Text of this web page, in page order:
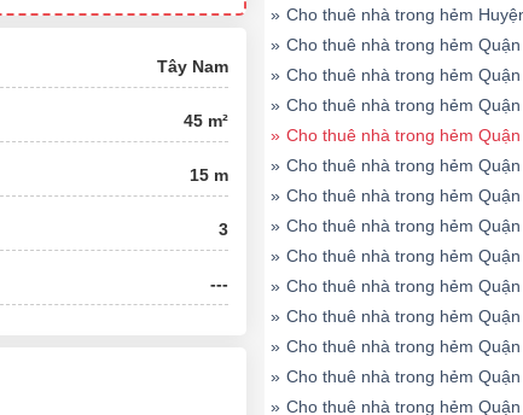
Tây Nam
45 m²
15 m
3
---
» Cho thuê nhà trong hẻm
» Cho thuê nhà trong hẻm
» Cho thuê nhà trong hẻm Quận
» Cho thuê nhà trong hẻm Quận
» Cho thuê nhà trong hẻm Quận
» Cho thuê nhà trong hẻm Quận
» Cho thuê nhà trong hẻm
» Cho thuê nhà trong hẻm Quận
» Cho thuê nhà trong hẻm Quận
» Cho thuê nhà trong hẻm Quận
» Cho thuê nhà trong hẻm Quận
» Cho thuê nhà trong hẻm
» Cho thuê nhà trong hẻm
» Cho thuê nhà trong hẻm